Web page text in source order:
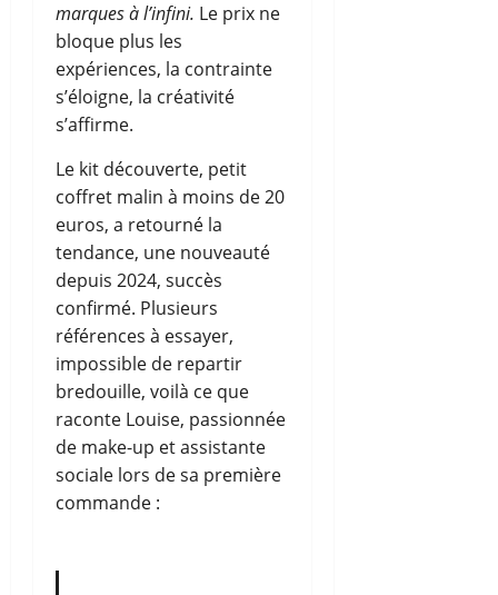
marques à l’infini. Le prix ne
bloque plus les
expériences, la contrainte
s’éloigne, la créativité
s’affirme.
Le kit découverte, petit
coffret malin à moins de 20
euros, a retourné la
tendance, une nouveauté
depuis 2024, succès
confirmé. Plusieurs
références à essayer,
impossible de repartir
bredouille, voilà ce que
raconte Louise, passionnée
de make-up et assistante
sociale lors de sa première
commande :